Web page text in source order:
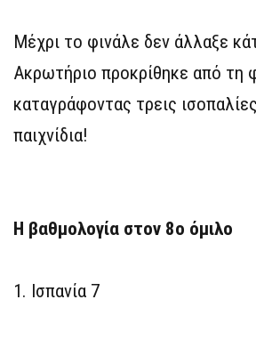
Μέχρι το φινάλε δεν άλλαξε
Ακρωτήριο προκρίθηκε από τη
καταγράφοντας τρεις
παιχνίδια!
Η βαθμολογία στον 8ο όμιλο
1. Ισπανία 7